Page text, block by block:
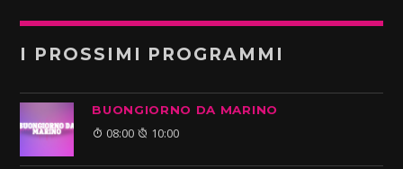
I PROSSIMI PROGRAMMI
BUONGIORNO DA MARINO
08:00 10:00